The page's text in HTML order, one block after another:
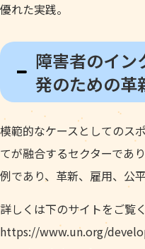
優れた実践。
障害者のイン
発のための革
模範的なケースとしてのス
てが融合するセクターであ
例であり、革新、雇用、公
詳しくは下のサイトをご覧
https://www.un.org/